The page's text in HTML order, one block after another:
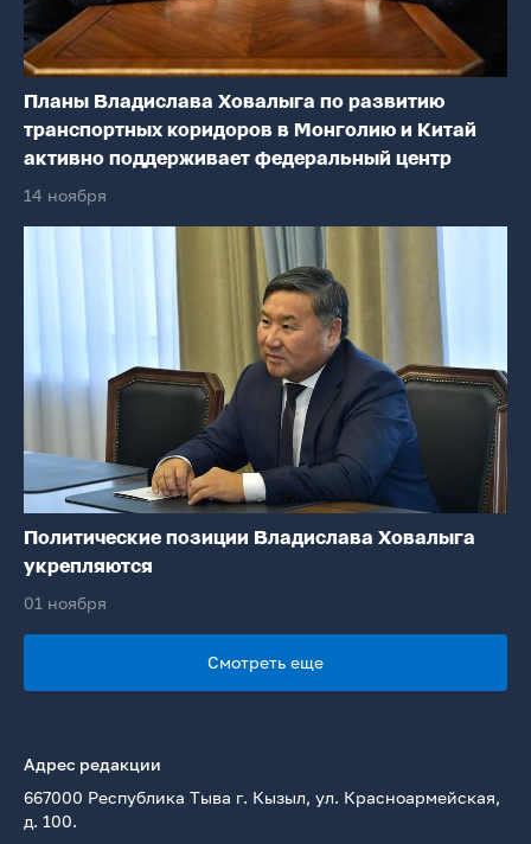
Планы Владислава Ховалыга по развитию
транспортных коридоров в Монголию и Китай
активно поддерживает федеральный центр
14 ноября
Политические позиции Владислава Ховалыга
укрепляются
01 ноября
Смотреть еще
Адрес редакции
667000 Республика Тыва г. Кызыл, ул. Красноармейская,
д. 100.